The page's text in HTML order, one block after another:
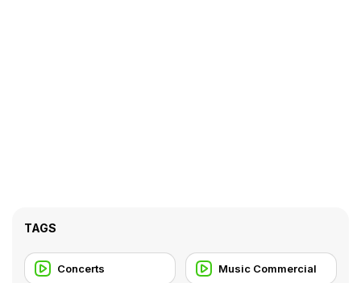
TAGS
Concerts Music Commercial